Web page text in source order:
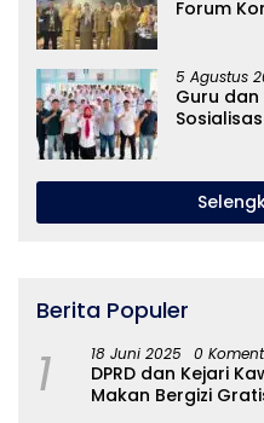
Forum
5 Agustus
Guru dan
Berita Populer
1 18 Juni 2025 0
DPRD dan Kejari
Makan Bergizi